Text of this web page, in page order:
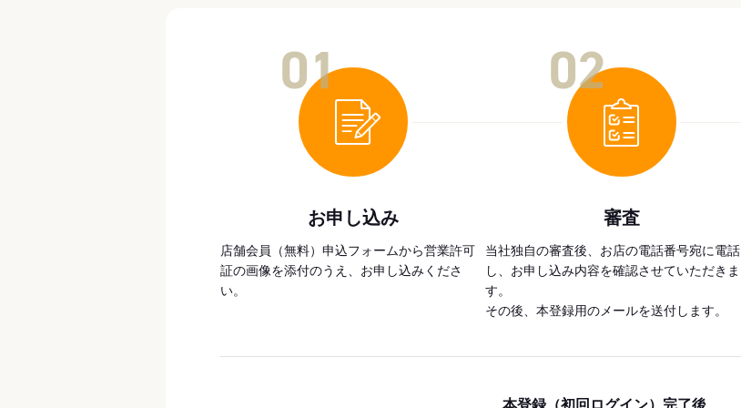
お申し込み
店舗会員（無料）申込フォームから営業許可
証の画像を添付のうえ、お申し込みくださ
い。
審査
当社独自の審査後、お店の電話番号宛に電話
し、お申し込み内容を確認させていただきま
す。
その後、本登録用のメールを送付します。